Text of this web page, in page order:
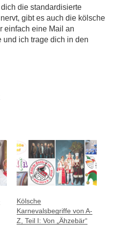
die standardisierte
gibt es auch die kölsche
einfach eine Mail an
und ich trage dich in den
Kölsche
Karnevalsbegriffe von A-
Z, Teil I: Von „Ähzebär“